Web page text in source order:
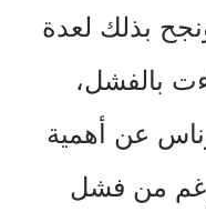
بذلك لعدة
بالفشل،
عن أهمية
من فشل